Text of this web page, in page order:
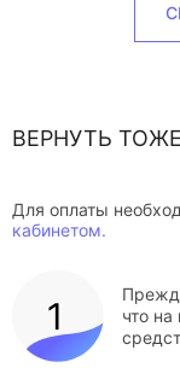
ВЕРНУТЬ
Для оплаты
кабинетом.
что